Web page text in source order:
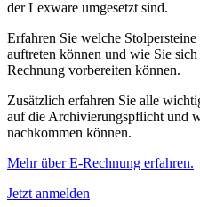
der Lexware umgesetzt sind.
Erfahren Sie welche
auftreten können und wie Sie
Rechnung vorbereiten können.
Zusätzlich erfahren Sie alle
auf die Archivierungspflicht und
nachkommen können.
Mehr über E-Rechnung erfahren.
Jetzt anmelden